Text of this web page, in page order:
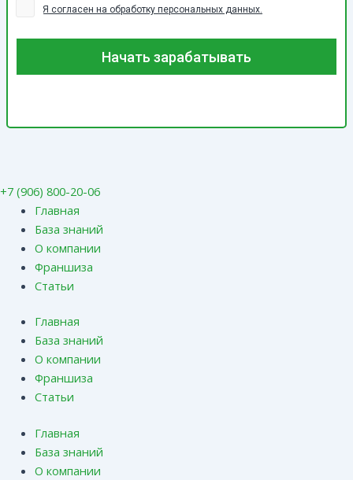
+7 (906) 800-20-06
Главная
База знаний
О компании
Франшиза
Статьи
Главная
База знаний
О компании
Франшиза
Статьи
Главная
База знаний
О компании